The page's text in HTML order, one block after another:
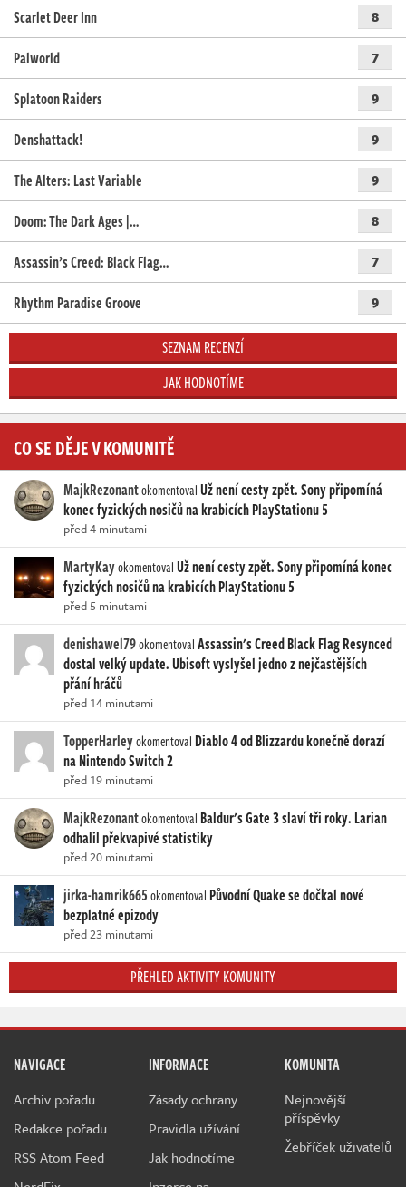
Scarlet Deer Inn
8
Palworld 7
Splatoon Raiders 9
Denshattack! 9
The Alters: Last Variable 9
Doom: The Dark Ages |… 8
Assassin’s Creed: Black Flag… 7
Rhythm Paradise Groove 9
SEZNAM RECENZÍ
JAK HODNOTÍME
CO SE DĚJE V KOMUNITĚ
MajkRezonantokomentovalUž není cesty zpět. Sony připomíná
konec fyzických nosičů na krabicích PlayStationu 5
před 4 minutami
MartyKayokomentovalUž není cesty zpět. Sony připomíná konec
fyzických nosičů na krabicích PlayStationu 5
před 5 minutami
denishawel79okomentovalAssassin's Creed Black Flag Resynced
dostal velký update. Ubisoft vyslyšel jedno z nejčastějších
přání hráčů
před 14 minutami
TopperHarleyokomentoval Diablo 4 od Blizzardu konečně dorazí
na Nintendo Switch 2
před 19 minutami
MajkRezonantokomentoval Baldur's Gate 3 slaví tři roky. Larian
odhalil překvapivé statistiky
před 20 minutami
jirka-hamrik665okomentoval Původní Quake se dočkal nové
bezplatné epizody
před 23 minutami
PŘEHLED AKTIVITY KOMUNITY
NAVIGACE
Archiv pořadu
Redakce pořadu
RSS Atom Feed
INFORMACE
Zásady ochrany
Pravidla užívání
Jak hodnotíme
KOMUNITA
Nejnovější
příspěvky
Žebříček uživatelů